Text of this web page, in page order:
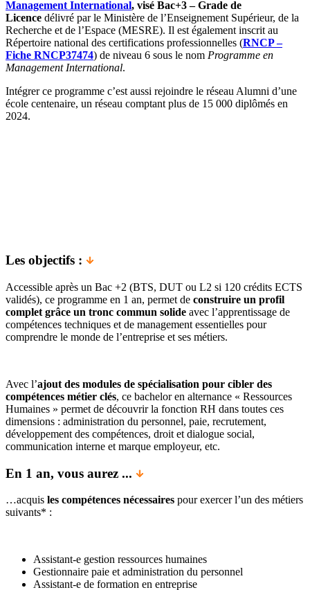
Management International, visé Bac+3 – Grade de
Licence délivré par le Ministère de l’Enseignement Supérieur, de la
Recherche et de l’Espace (MESRE). Il est également inscrit au
Répertoire national des certifications professionnelles (RNCP –
Fiche RNCP37474) de niveau 6 sous le nom Programme en
Management International.
Intégrer ce programme c’est aussi rejoindre le réseau Alumni d’une
école centenaire, un réseau comptant plus de 15 000 diplômés en
2024.
Les objectifs :
Accessible après un Bac +2 (BTS, DUT ou L2 si 120 crédits ECTS
validés), ce programme en 1 an, permet de construire un profil
complet grâce un tronc commun solide avec l’apprentissage de
compétences techniques et de management essentielles pour
comprendre le monde de l’entreprise et ses métiers.
Avec l’ajout des modules de spécialisation pour cibler des
compétences métier clés, ce bachelor en alternance « Ressources
Humaines » permet de découvrir la fonction RH dans toutes ces
dimensions : administration du personnel, paie, recrutement,
développement des compétences, droit et dialogue social,
communication interne et marque employeur, etc.
En 1 an, vous aurez ...
…acquis les compétences nécessaires pour exercer l’un des métiers
suivants* :
Assistant-e gestion ressources humaines
Gestionnaire paie et administration du personnel
Assistant-e de formation en entreprise